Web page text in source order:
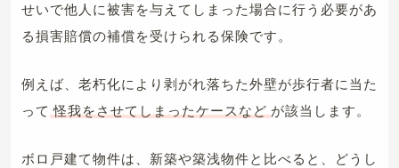
せいで他人に被害を与えてしまった場合に行う必要があ
る損害賠償の補償を受けられる保険です。
例えば、老朽化により剥がれ落ちた外壁が歩行者に当た
って 怪我をさせてしまったケースなど が該当します。
ボロ戸建て物件は、新築や築浅物件と比べると、どうし